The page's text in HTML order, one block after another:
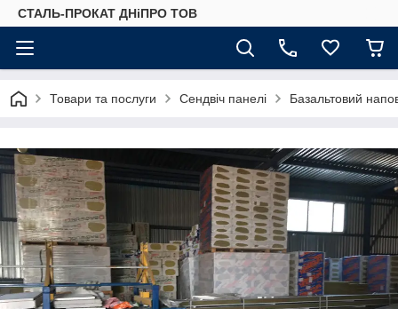
СТАЛЬ-ПРОКАТ ДНіПРО ТОВ
Товари та послуги Сендвіч панелі Базальтовий